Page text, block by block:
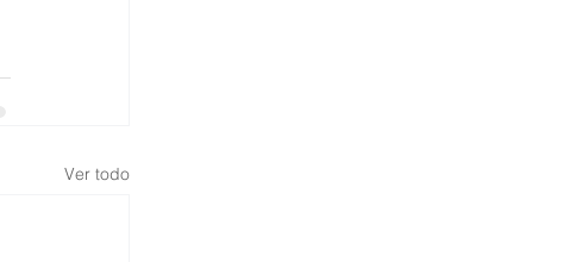
Ver todo